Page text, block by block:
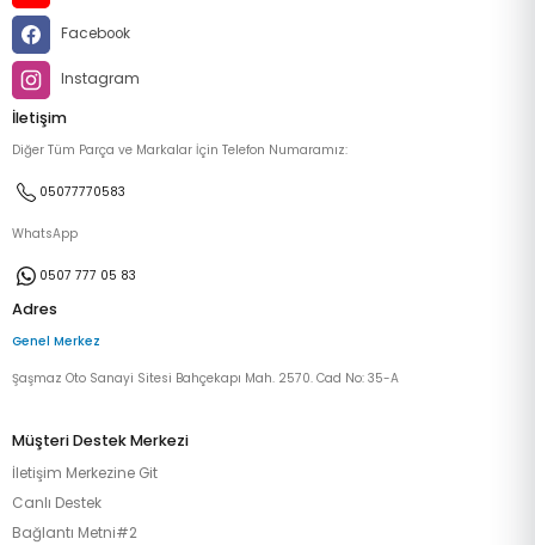
Facebook
Instagram
İletişim
Diğer Tüm Parça ve Markalar İçin Telefon Numaramız:
05077770583
WhatsApp
0507 777 05 83
Adres
Genel Merkez
Şaşmaz Oto Sanayi Sitesi Bahçekapı Mah. 2570. Cad No: 35-A
Müşteri Destek Merkezi
İletişim Merkezine Git
Canlı Destek
Bağlantı Metni#2